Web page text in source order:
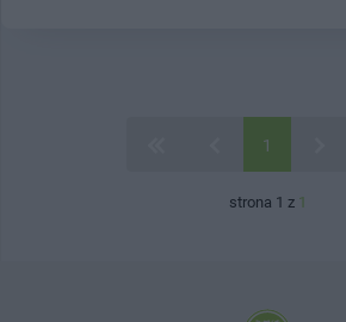
1
strona 1 z 1